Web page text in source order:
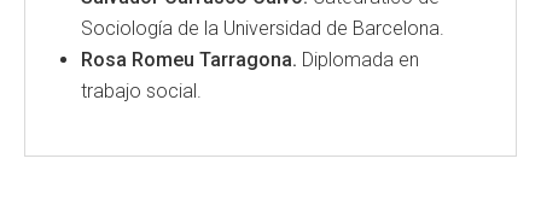
Sociología de la Universidad de Barcelona.
Rosa Romeu Tarragona. Diplomada en
trabajo social.